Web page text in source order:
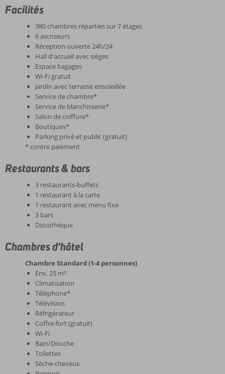
Facilités
380 chambres réparties sur 7 étages
6 ascnseurs
Réception ouverte 24h/24
Hall d'accueil avec sièges
Espace bagages
Wi-Fi gratuit
Jardin avec terrasse ensoleillée
Service de chambre*
Service de blanchisserie*
Salon de coiffure*
Boutiques*
Parking privé et public (gratuit)
* contre paiement
Restaurants & bars
3 restaurants-buffets
1 restaurant à la carte
1 restaurant avec menu fixe
3 bars
Discothèque
Chambres d'hôtel
Chambre Standard (1-4 personnes)
Env. 25 m²
Climatisation
Téléphone*
Télévision
Réfrigérateur
Coffre-fort (gratuit)
Wi-Fi
Bain/Douche
Toilettes
Sèche-cheveux